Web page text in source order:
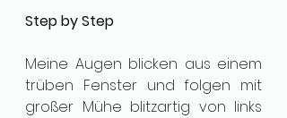
Step by Step
Meine Augen blicken aus einem
trüben Fenster und folgen mit
großer Mühe blitzartig von links